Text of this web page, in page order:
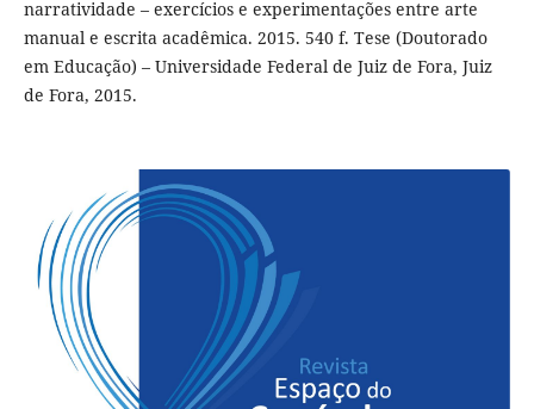
narratividade – exercícios e experimentações entre arte
manual e escrita acadêmica. 2015. 540 f. Tese (Doutorado
em Educação) – Universidade Federal de Juiz de Fora, Juiz
de Fora, 2015.